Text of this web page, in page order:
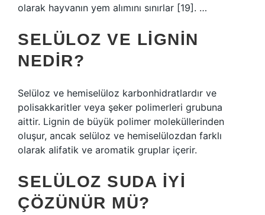
olarak hayvanın yem alımını sınırlar [19]. …
SELÜLOZ VE LIGNIN
NEDIR?
Selüloz ve hemiselüloz karbonhidratlardır ve
polisakkaritler veya şeker polimerleri grubuna
aittir. Lignin de büyük polimer moleküllerinden
oluşur, ancak selüloz ve hemiselülozdan farklı
olarak alifatik ve aromatik gruplar içerir.
SELÜLOZ SUDA IYI
ÇÖZÜNÜR MÜ?